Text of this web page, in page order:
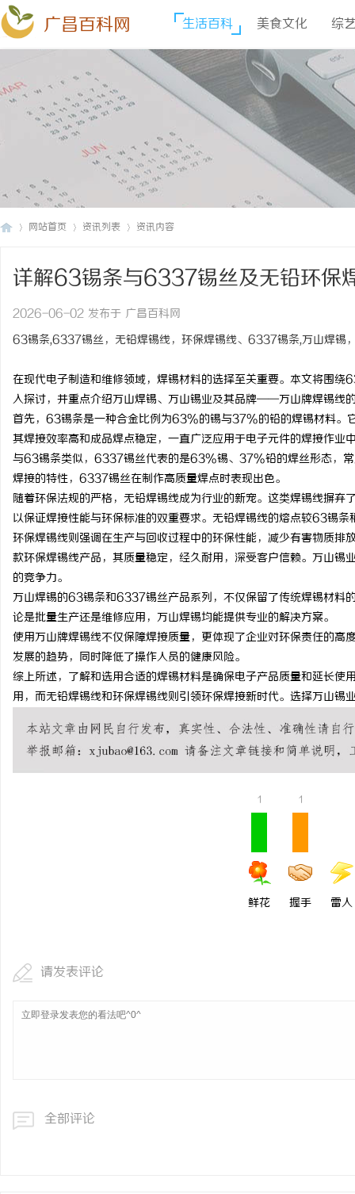
广昌百科网 生活百科 美食文化 综
网站首页 资讯列表 资讯内容
详解63锡条与6337锡丝及无铅环保
2026-06-02 发布于 广昌百科网
63锡条,6337锡丝，无铅焊锡线，环保焊锡线、6337锡条,万山焊锡
在现代电子制造和维修领域，焊锡材料的选择至关重要。本文将围
入探讨，并重点介绍万山焊锡、万山锡业及其品牌——万山牌焊锡线
首先，63锡条是一种合金比例为63%的锡与37%的铅的焊锡材料
其焊接效率高和成品焊点稳定，一直广泛应用于电子元件的焊接作业
与63锡条类似，6337锡丝代表的是63%锡、37%铅的焊丝形态，
焊接的特性，6337锡丝在制作高质量焊点时表现出色。
随着环保法规的严格，无铅焊锡线成为行业的新宠。这类焊锡线摒
以保证焊接性能与环保标准的双重要求。无铅焊锡线的熔点较63锡
环保焊锡线则强调在生产与回收过程中的环保性能，减少有害物质
款环保焊锡线产品，其质量稳定，经久耐用，深受客户信赖。万山
的竞争力。
万山焊锡的63锡条和6337锡丝产品系列，不仅保留了传统焊锡材料
论是批量生产还是维修应用，万山焊锡均能提供专业的解决方案。
使用万山牌焊锡线不仅保障焊接质量，更体现了企业对环保责任的
发展的趋势，同时降低了操作人员的健康风险。
综上所述，了解和选用合适的焊锡材料是确保电子产品质量和延长
用，而无铅焊锡线和环保焊锡线则引领环保焊接新时代。选择万山锡
1
鲜花
1
握手 雷人
请发表评论
全部评论
武汉配眼镜 上海配眼镜